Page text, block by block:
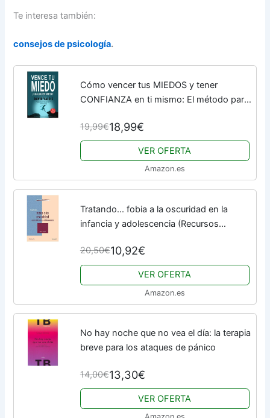
Te interesa también:
consejos de psicología.
Cómo vencer tus MIEDOS y tener
CONFIANZA en ti mismo: El método para
Autoayuda y Superación Personal)
19,99€18,99€
VER OFERTA
Amazon.es
Tratando... fobia a la oscuridad en la
infancia y adolescencia (Recursos
20,50€10,92€
VER OFERTA
Amazon.es
No hay noche que no vea el día: la terapia
breve para los ataques de pánico
14,00€13,30€
VER OFERTA